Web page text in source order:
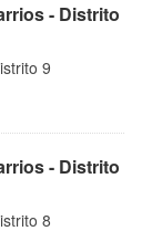
- Distrito
9
- Distrito
8